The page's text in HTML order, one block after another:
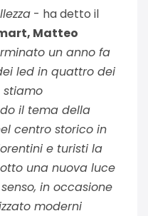
- ha detto il
Matteo
un anno fa
led in quattro dei
stiamo
il tema della
centro storico in
e turisti la
una nuova luce
in occasione
moderni